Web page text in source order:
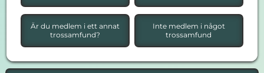
Är du medlem i ett annat
trossamfund?
Inte medlem i något
trossamfund